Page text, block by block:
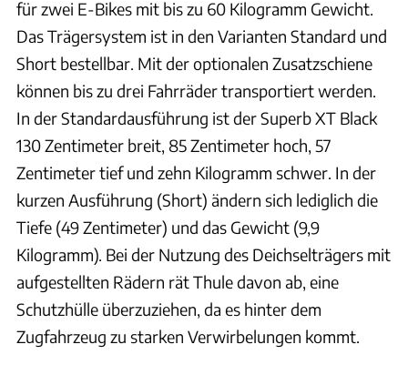
für zwei E-Bikes mit bis zu 60 Kilogramm Gewicht.
Das Trägersystem ist in den Varianten Standard und
Short bestellbar. Mit der optionalen Zusatzschiene
können bis zu drei Fahrräder transportiert werden.
In der Standardausführung ist der Superb XT Black
130 Zentimeter breit, 85 Zentimeter hoch, 57
Zentimeter tief und zehn Kilogramm schwer. In der
kurzen Ausführung (Short) ändern sich lediglich die
Tiefe (49 Zentimeter) und das Gewicht (9,9
Kilogramm). Bei der Nutzung des Deichselträgers mit
aufgestellten Rädern rät Thule davon ab, eine
Schutzhülle überzuziehen, da es hinter dem
Zugfahrzeug zu starken Verwirbelungen kommt.